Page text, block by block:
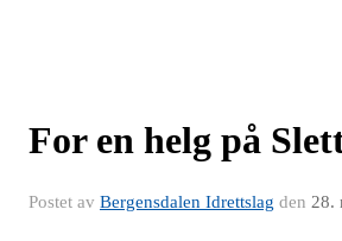
For en helg på
Postet av Bergensdalen Idrettslag den 28.